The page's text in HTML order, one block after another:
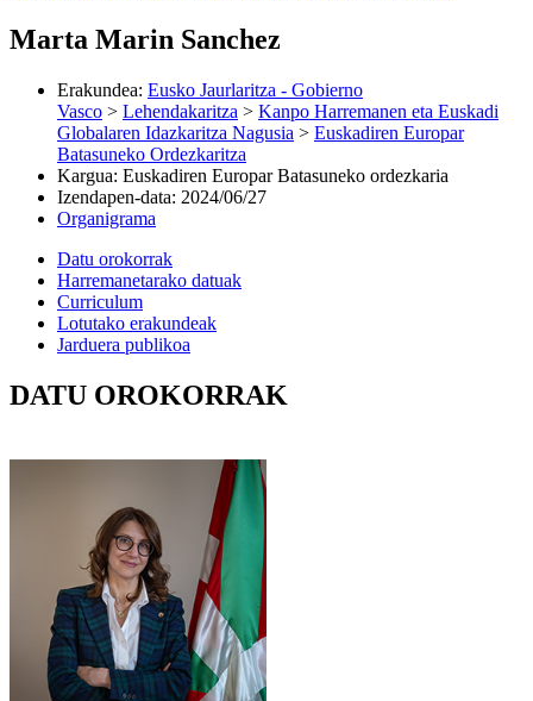
Marta Marin Sanchez
Erakundea: Eusko Jaurlaritza - Gobierno
Vasco > Lehendakaritza > Kanpo Harremanen eta Euskadi
Globalaren Idazkaritza Nagusia > Euskadiren Europar
Batasuneko Ordezkaritza
Kargua: Euskadiren Europar Batasuneko ordezkaria
Izendapen-data: 2024/06/27
Organigrama
Datu orokorrak
Harremanetarako datuak
Curriculum
Lotutako erakundeak
Jarduera publikoa
DATU OROKORRAK